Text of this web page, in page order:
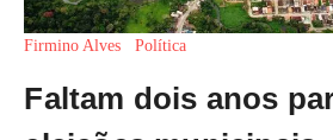
Firmino Alves Política
Faltam dois anos